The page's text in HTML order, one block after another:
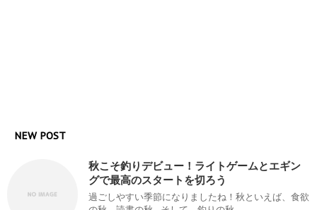
NEW POST
秋こそ釣りデビュー！ライトゲームとエギン
グで最高のスタートを切ろう
過ごしやすい季節になりましたね！秋といえば、食欲